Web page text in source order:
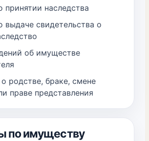
принятии наследства
выдаче свидетельства о
об имуществе
родстве, браке, смене
праве представления
по имуществу